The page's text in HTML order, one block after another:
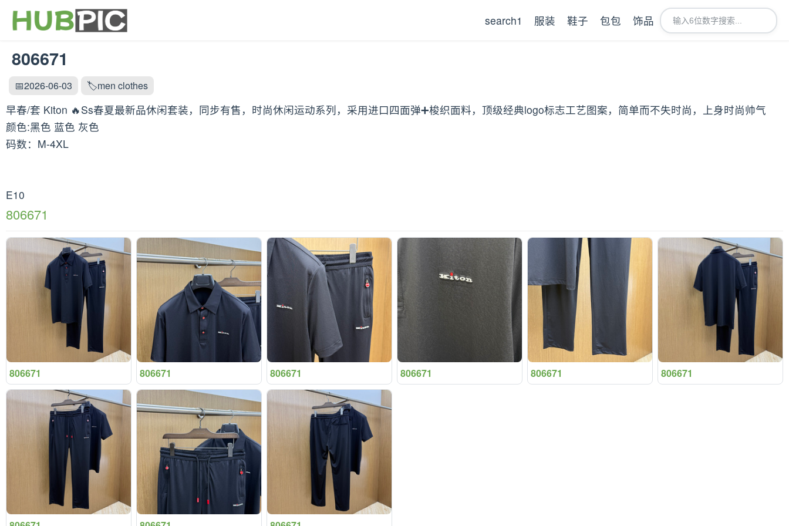
search1 服装 鞋子 包包 饰品
806671
📅2026-06-03 🏷️men clothes
早春/套 Kiton 🔥Ss春夏最新品休闲套装，同步有售，时尚休闲运动系列，采用进口四面弹➕梭织面料，顶级经典logo标志工艺图案，简单而不失时尚，上身时尚帅气
颜色:黑色 蓝色 灰色
码数：M-4XL
E10
806671
806671 806671 806671 806671 806671 806671